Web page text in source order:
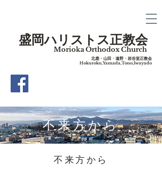
盛岡ハリストス正教会
Morioka Orthodox Church
​北鹿・山田・遠野・岩谷堂正教会
Hokuroku,Yamada,Tono,Iwayado
​不来方から
​不来方から